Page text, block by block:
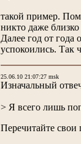
такой пример.
никто даже
Далее год от года
успокоились. Так
25.06.10 21:07:27 msk
Изначальный
> Я всего лишь
Перечитайте свои